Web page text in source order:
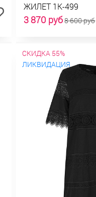
ЖИЛЕТ 1К-499
3 870 руб8 600 руб
СКИДКА 55%
ЛИКВИДАЦИЯ